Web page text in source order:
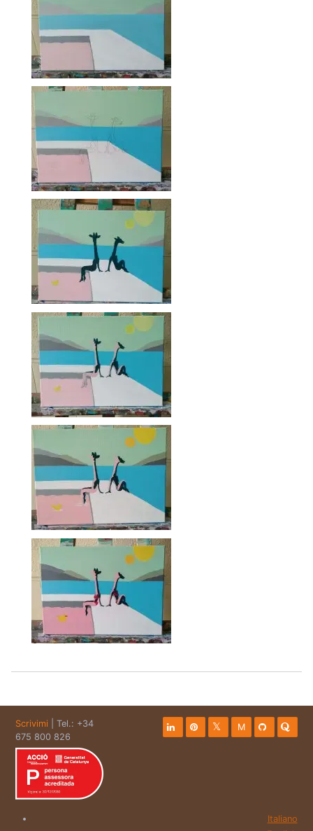
Scrivimi | Tel.: +34
675 800 826
M
Italiano